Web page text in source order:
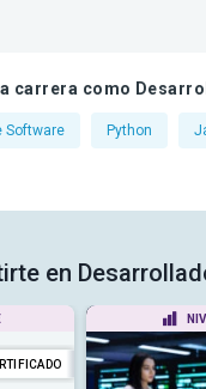
carrera como
Software Python
en